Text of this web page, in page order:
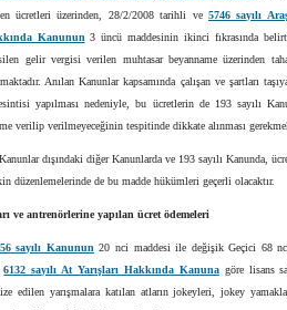
ücretleri üzerinden, 28/2/2008 tarihli ve 5746 sayılı
Kanunun 3 üncü maddesinin ikinci fıkrasında
gelir vergisi verilen muhtasar beyanname üzerinden
Anılan Kanunlar kapsamında çalışan ve şartları
yapılması nedeniyle, bu ücretlerin de 193 sayılı
verilip verilmeyeceğinin tespitinde dikkate alınması
dışındaki diğer Kanunlarda ve 193 sayılı Kanunda,
düzenlemelerinde de bu madde hükümleri geçerli olacaktır.
ve antrenörlerine yapılan ücret ödemeleri
sayılı Kanunun 20 nci maddesi ile değişik Geçici 68
6132 sayılı At Yarışları Hakkında Kanunagöre lisans
edilen yarışmalara katılan atların jokeyleri, jokey